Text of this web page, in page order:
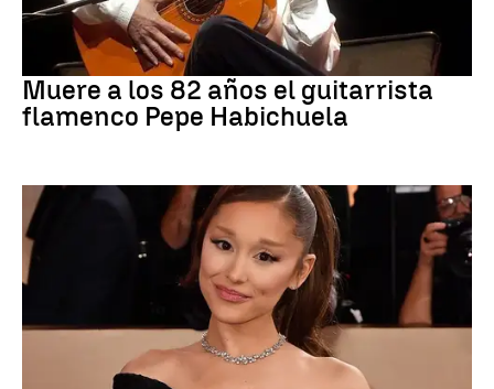
Flamenco
Muere a los 82 años el guitarrista
flamenco Pepe Habichuela